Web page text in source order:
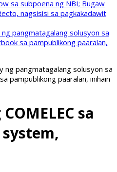
sa subpoena ng NBI; Bugaw
nagsisisi sa pagkakadawit
pangmatagalang solusyon sa
sa pampublikong paaralan,
ng pangmatagalang solusyon sa
pampublikong paaralan, inihain
sa